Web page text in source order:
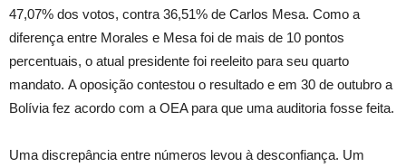
47,07% dos votos, contra 36,51% de Carlos Mesa. Como a
diferença entre Morales e Mesa foi de mais de 10 pontos
percentuais, o atual presidente foi reeleito para seu quarto
mandato. A oposição contestou o resultado e em 30 de outubro a
Bolívia fez acordo com a OEA para que uma auditoria fosse feita.
Uma discrepância entre números levou à desconfiança. Um